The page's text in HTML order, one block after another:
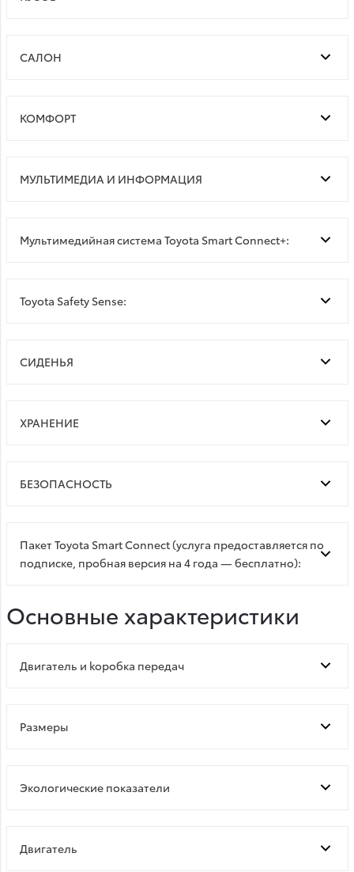
САЛОН
КОМФОРТ
МУЛЬТИМЕДИА И ИНФОРМАЦИЯ
Мультимедийная система Toyota Smart Connect+:
Toyota Safety Sense:
СИДЕНЬЯ
ХРАНЕНИЕ
БЕЗОПАСНОСТЬ
Пакет Toyota Smart Connect (услуга предоставляется по
подписке, пробная версия на 4 года — бесплатно):
Основные характеристики
Двигатель и kоробка передач
Размеры
Экологические показатели
Двигатель